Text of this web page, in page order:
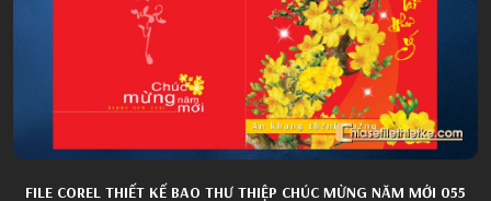
FILE COREL THIẾT KẾ BAO THƯ THIỆP CHÚC MỪNG NĂM MỚI 055